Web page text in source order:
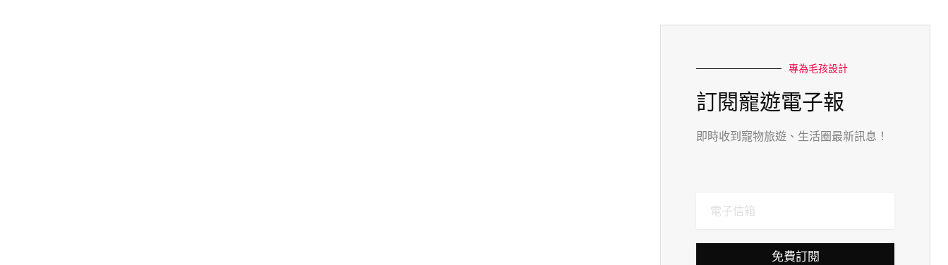
專為毛孩設計
訂閱寵遊電子報
即時收到寵物旅遊、生活圈最新訊息！
免費訂閱